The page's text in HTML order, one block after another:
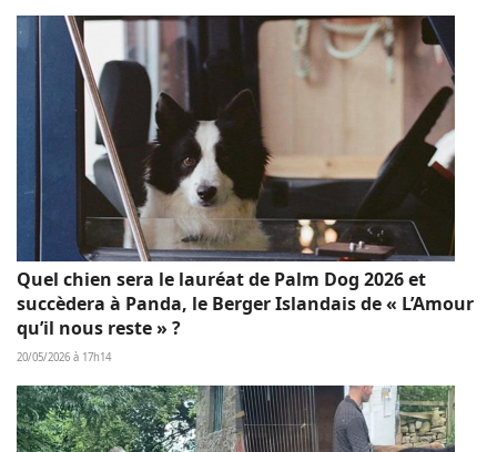
Quel chien sera le lauréat de Palm Dog 2026 et
succèdera à Panda, le Berger Islandais de « L’Amour
qu’il nous reste » ?
20/05/2026 à 17h14